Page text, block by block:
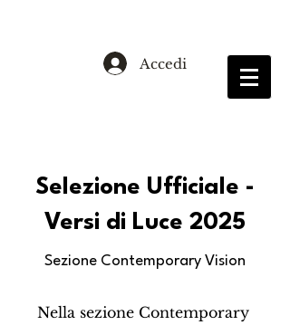
Accedi
Selezione Ufficiale -
Versi di Luce 2025
Sezione Contemporary Vision
Nella sezione Contemporary